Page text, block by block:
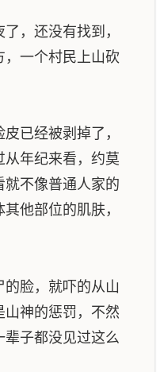
，还没有找到，
，一个村民上山砍
已经被剥掉了，
从年纪来看，约莫
就不像普通人家的
他部位的肌肤，
脸，就吓的从山
山神的惩罚，不然
子都没见过这么